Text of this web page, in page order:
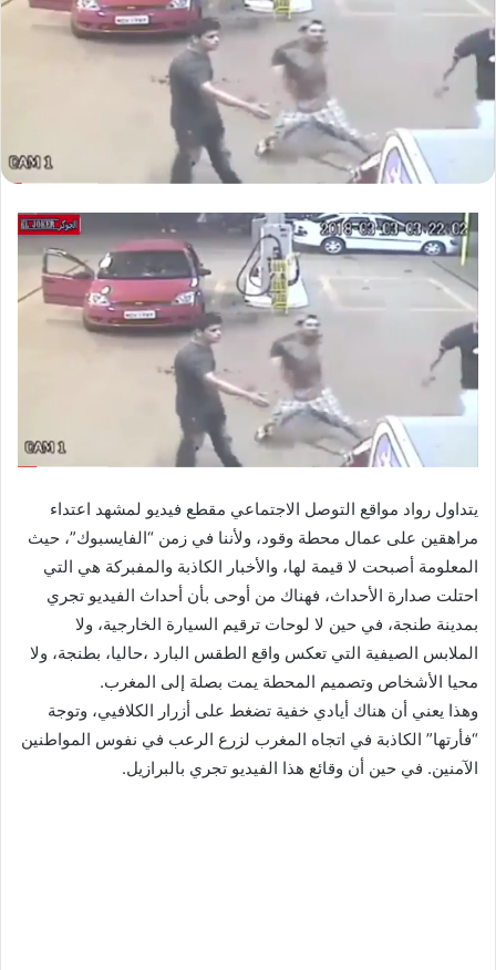
يتداول رواد مواقع التوصل الاجتماعي مقطع فيديو لمشهد اعتداء
مراهقين على عمال محطة وقود، ولأننا في زمن “الفايسبوك”، حيث
المعلومة أصبحت لا قيمة لها، والأخبار الكاذبة والمفبركة هي التي
احتلت صدارة الأحداث، فهناك من أوحى بأن أحداث الفيديو تجري
بمدينة طنجة، في حين لا لوحات ترقيم السيارة الخارجية، ولا
الملابس الصيفية التي تعكس واقع الطقس البارد ،حاليا، بطنجة، ولا
محيا الأشخاص وتصميم المحطة يمت بصلة إلى المغرب.
وهذا يعني أن هناك أيادي خفية تضغط على أزرار الكلافيي، وتوجة
“فأرتها” الكاذبة في اتجاه المغرب لزرع الرعب في نفوس المواطنين
الآمنين. في حين أن وقائع هذا الفيديو تجري بالبرازيل.